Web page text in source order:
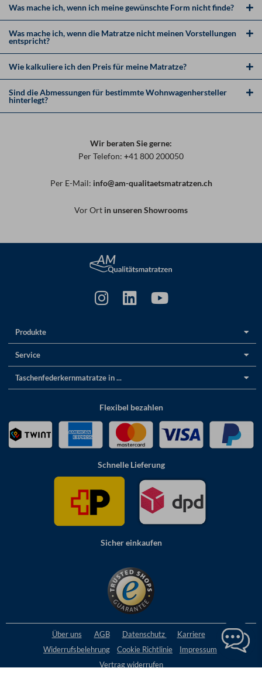
Was mache ich, wenn ich meine gewünschte Form nicht finde?
Was mache ich, wenn die Matratze nicht meinen Vorstellungen
entspricht?
Wie kalkuliere ich den Preis für meine Matratze?
Sind die Abmessungen für bestimmte Wohnwagenhersteller
hinterlegt?
Wir beraten Sie gerne:
Per Telefon: +41 800 200050
Per E-Mail: info@am-qualitaetsmatratzen.ch
Vor Ort in unseren Showrooms
Produkte
Service
Taschenfederkernmatratze in ...
Flexibel bezahlen
Schnelle Lieferung
Sicher einkaufen
Über uns AGB Datenschutz
Karriere
Widerrufsbelehrung
Cookie Richtlinie
Impressum
Vertrag widerrufen